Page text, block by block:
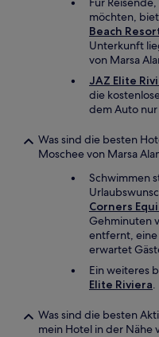
möchten,
Beach
Unterkunft
von Marsa
JAZ Elite
die
dem Auto
Was sind die besten
Moschee von Marsa
Schwimmen
Corners
Gehminuten
entfernt,
erwartet
Ein weiteres
Elite Riviera.
Was sind die besten
mein Hotel in der Nähe